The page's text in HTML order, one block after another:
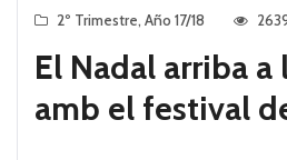
2º Trimestre, Año 17/18
El Nadal arriba a
amb el festival